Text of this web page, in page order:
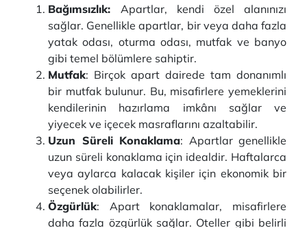
Bağımsızlık: Apartlar, kendi özel alanınızı
sağlar. Genellikle apartlar, bir veya daha fazla
yatak odası, oturma odası, mutfak ve banyo
gibi temel bölümlere sahiptir.
Mutfak: Birçok apart dairede tam donanımlı
bir mutfak bulunur. Bu, misafirlere yemeklerini
kendilerinin hazırlama imkânı sağlar ve
yiyecek ve içecek masraflarını azaltabilir.
Uzun Süreli Konaklama: Apartlar genellikle
uzun süreli konaklama için idealdir. Haftalarca
veya aylarca kalacak kişiler için ekonomik bir
seçenek olabilirler.
Özgürlük: Apart konaklamalar, misafirlere
daha fazla özgürlük sağlar. Oteller gibi belirli